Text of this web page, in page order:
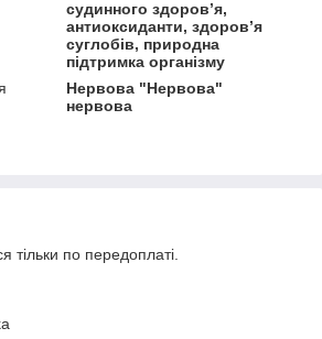
судинного здоров’я,
антиоксиданти, здоров’я
суглобів, природна
підтримка організму
Нервова "Нервова"
нервова
тільки по передоплаті.